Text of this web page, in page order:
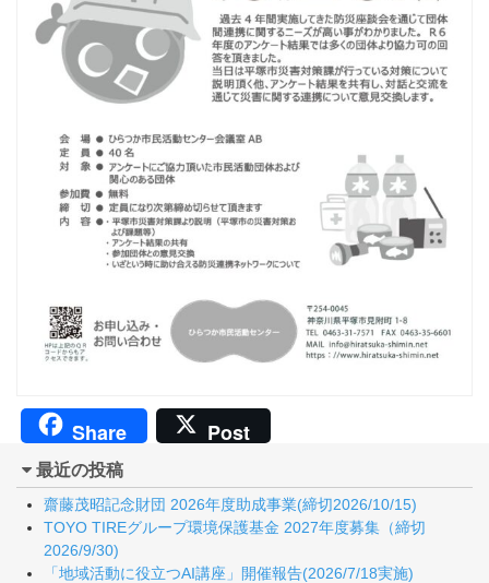
Share Post
最近の投稿
齋藤茂昭記念財団 2026年度助成事業(締切2026/10/15)
TOYO TIREグループ環境保護基金 2027年度募集（締切
2026/9/30)
「地域活動に役立つAI講座」開催報告(2026/7/18実施)